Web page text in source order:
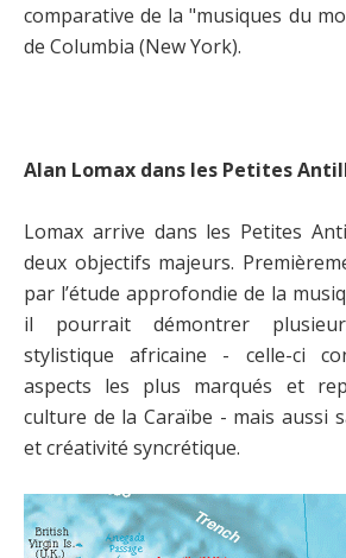
comparative de la "musiques du
de Columbia (New York).
Alan Lomax dans les Petites
Lomax arrive dans les Petites
deux objectifs majeurs.
par l’étude approfondie de la
il pourrait démontrer
stylistique africaine - celle-ci
aspects les plus marqués et
culture de la Caraïbe - mais aussi
et créativité syncrétique.